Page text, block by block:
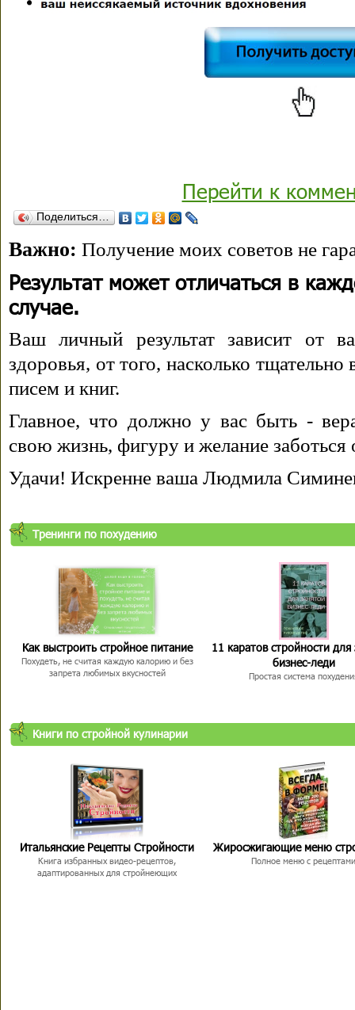
Перейти к
Поделиться…
Важно: Получение моих советов не
Результат может отличаться в
случае.
Ваш личный результат зависит от
здоровья, от того, насколько
писем и книг.
Главное, что должно у вас быть -
свою жизнь, фигуру и желание заботься
Удачи! Искренне ваша Людмила
Тренинги по похудению
Как выстроить стройное питание
Похудеть, не считая каждую калорию и без
запрета любимых вкусностей
11 каратов стройности для
бизнес-леди
Простая система
Книги по стройной кулинарии
Итальянские Рецепты Стройности
Книга избранных видео-рецептов,
адаптированных для стройнеющих
Жиросжигающие меню
Полное меню с рецептами